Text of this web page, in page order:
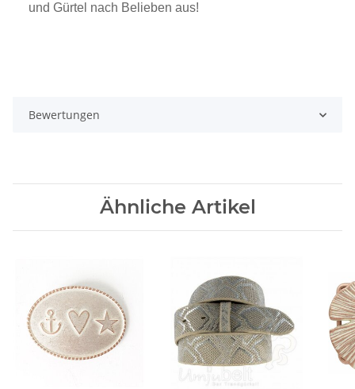
und Gürtel nach Belieben aus!
Bewertungen
Ähnliche Artikel